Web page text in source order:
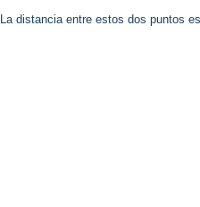
La distancia entre estos dos puntos